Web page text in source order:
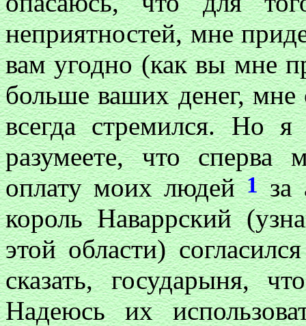
неприятностей, мне
вам угодно (как вы мне
больше ваших денег, мне
всегда стремился. Но
разумеете, что сперва
оплату моих людей1за
король Наваррский
этой области)
сказать, государыня,
Надеюсь их